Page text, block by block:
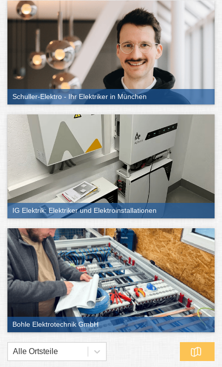
Schuller-Elektro - Ihr Elektriker in München
IG Elektrik: Elektriker und Elektroinstallationen
Bohle Elektrotechnik GmbH
Alle Ortsteile